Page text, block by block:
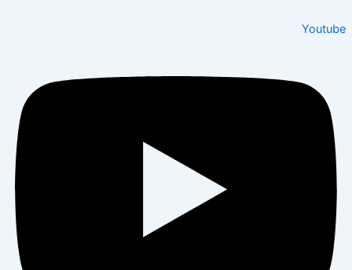
Youtube